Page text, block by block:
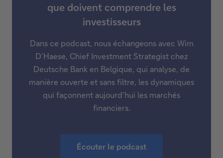
que doivent comprendre les
investisseurs
Dans ce podcast, nous échangeons avec Wim
D’Haese, Chief Investment Strategist chez
Deutsche Bank en Belgique, qui analyse, de
manière ouverte et sans filtre, les dynamiques
qui façonnent aujourd’hui les marchés
financiers.
Écouter le podcast